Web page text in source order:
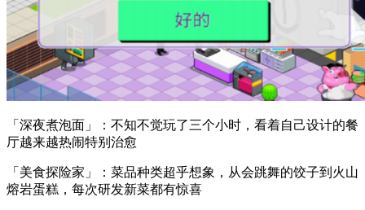
「深夜煮泡面」：不知不觉玩了三个小时，看着自己设计的餐
厅越来越热闹特别治愈
「美食探险家」：菜品种类超乎想象，从会跳舞的饺子到火山
熔岩蛋糕，每次研发新菜都有惊喜